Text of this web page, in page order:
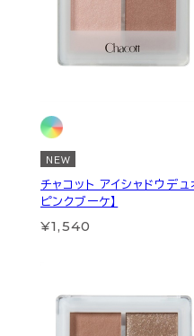
NEW
チャコット アイシャドウデ
ピンクブーケ】
¥1,540